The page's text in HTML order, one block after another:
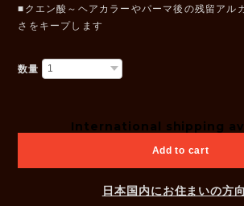
■クエン酸～ヘアカラーやパーマ後の残留アル
さをキープします
数量
International shipping
Add to cart
日本国内にお住まいの方